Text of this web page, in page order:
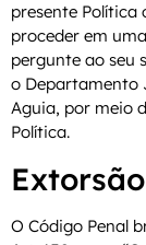
presente Política
proceder em
pergunte ao seu
o Departamento
Aguia, por meio
Política.
Extorsão
O Código Penal